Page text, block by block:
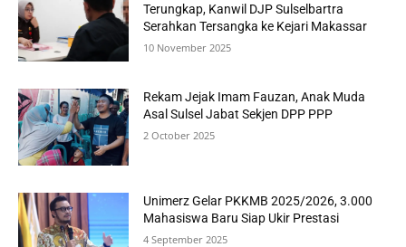
Terungkap, Kanwil DJP Sulselbartra
Serahkan Tersangka ke Kejari Makassar
10 November 2025
Rekam Jejak Imam Fauzan, Anak Muda
Asal Sulsel Jabat Sekjen DPP PPP
2 October 2025
Unimerz Gelar PKKMB 2025/2026, 3.000
Mahasiswa Baru Siap Ukir Prestasi
4 September 2025